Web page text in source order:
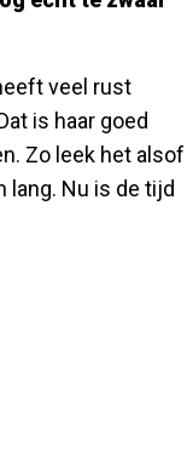
veel rust
is haar goed
Zo leek het alsof
lang. Nu is de tijd